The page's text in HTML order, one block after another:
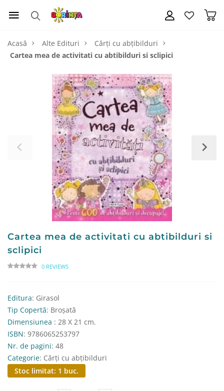
Acasă Alte Edituri
Cărți cu abțibilduri
Cartea mea de activitati cu abtibilduri si sclipici
Cartea mea de activitati cu abtibilduri si
sclipici
0 REVIEWS
Editura: Girasol
Tip Copertă: Broșată
Dimensiunea : 28 X 21 cm.
ISBN: 9786065253797
Nr. de pagini: 48
Categorie: Cărți cu abțibilduri
Stoc limitat: 1 buc.